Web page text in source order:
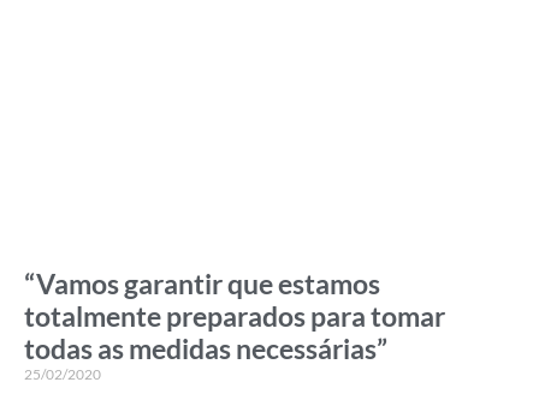
“Vamos garantir que estamos
totalmente preparados para tomar
todas as medidas necessárias”
25/02/2020